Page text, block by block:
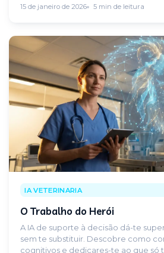
15 de janeiro de 2026 5 min de leitura
IA VETERINARIA
O Trabalho do Herói
A IA de suporte à decisão dá-te
sem te substituir. Descobre como
cognitivos e dedicares-te ao que só